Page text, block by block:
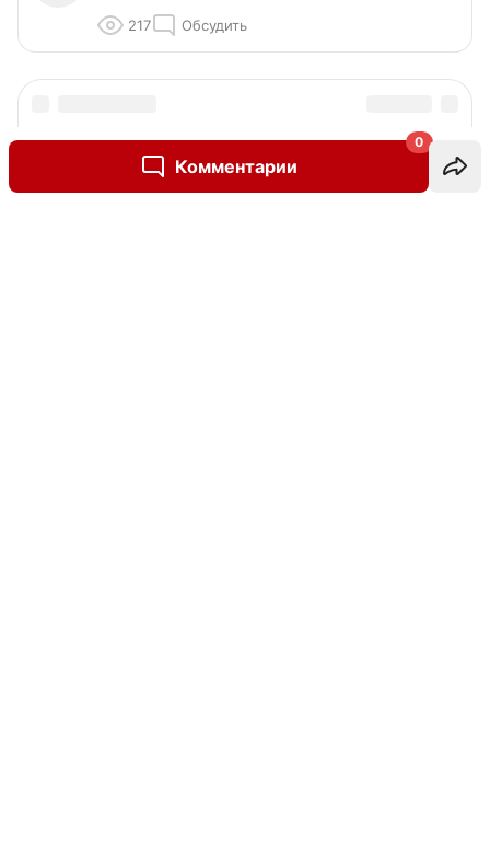
Комментарии
0
217 Обсудить